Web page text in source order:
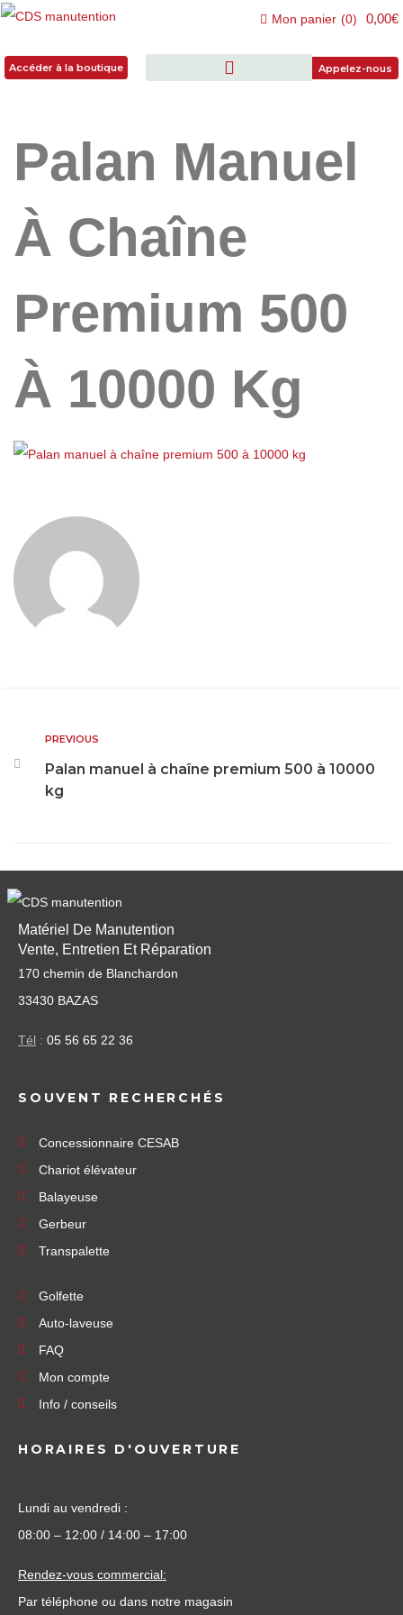
Accéder à la boutique
Mon panier (0) 0,00€
Appelez-nous
Palan Manuel
À Chaîne
Premium 500
À 10000 Kg
PREVIOUS
Palan manuel à chaîne premium 500 à 10000
kg
Matériel De Manutention
Vente, Entretien Et Réparation
170 chemin de Blanchardon
33430 BAZAS
Tél : 05 56 65 22 36
SOUVENT RECHERCHÉS
Concessionnaire CESAB
Chariot élévateur
Balayeuse
Gerbeur
Transpalette
Golfette
Auto-laveuse
FAQ
Mon compte
Info / conseils
HORAIRES D'OUVERTURE
Lundi au vendredi :
08:00 – 12:00 / 14:00 – 17:00
Rendez-vous commercial:
Par téléphone ou dans notre magasin